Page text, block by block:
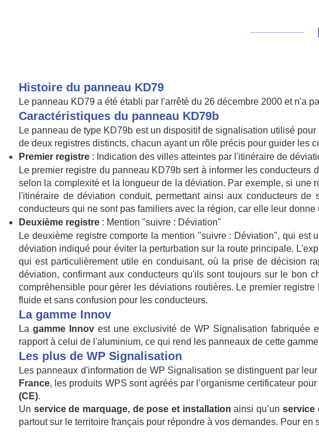
Histoire du panneau KD79
Le panneau KD79 a été établi par l'arrêté du 26 décembre 2000 et n'a
Caractéristiques du panneau KD79b
Le panneau de type KD79b est un dispositif de signalisation utilisé
de deux registres distincts, chacun ayant un rôle précis pour guider les
Premier registre : Indication des villes atteintes par l'itinéraire de
Le premier registre du panneau KD79b sert à informer les
selon la complexité et la longueur de la déviation. Par exemple, si une
l'itinéraire de déviation conduit, permettant ainsi aux conducteurs
conducteurs qui ne sont pas familiers avec la région, car elle leur
Deuxième registre : Mention "suivre : Déviation"
Le deuxième registre comporte la mention "suivre : Déviation", qui
déviation indiqué pour éviter la perturbation sur la route principale.
qui est particulièrement utile en conduisant, où la prise de décision
déviation, confirmant aux conducteurs qu'ils sont toujours sur le bon
compréhensible pour gérer les déviations routières. Le premier
fluide et sans confusion pour les conducteurs.
La gamme Innov
La gamme Innovest une exclusivité de WP Signalisation fabriquée
rapport à celui de l'aluminium, ce qui rend les panneaux de cette
Les plus de WP Signalisation
Les panneaux d'information de WP Signalisation se distinguent par
France, les produits WPS sont agréés par l’organisme certificateur
(CE).
Un service de marquage, de pose et installation ainsi qu’un service
partout sur le territoire français pour répondre à vos demandes. Pour en